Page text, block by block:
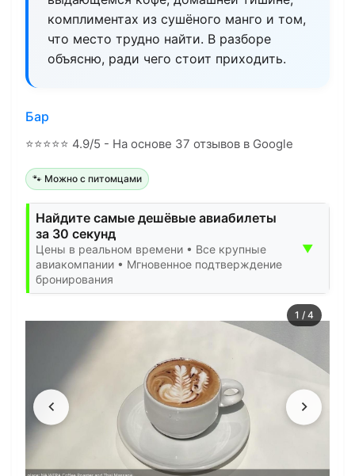
комплиментах из сушёного манго и том,
что место трудно найти. В разборе
объясню, ради чего стоит приходить.
Бар
⭐⭐⭐⭐⭐ 4.9/5 - На основе 37 отзывов в Google
🐾 Можно с питомцами
Найдите самые дешёвые авиабилеты
за 30 секунд
Цены в реальном времени • Все крупные
авиакомпании • Мгновенное подтверждение
бронирования
▼
1 / 4